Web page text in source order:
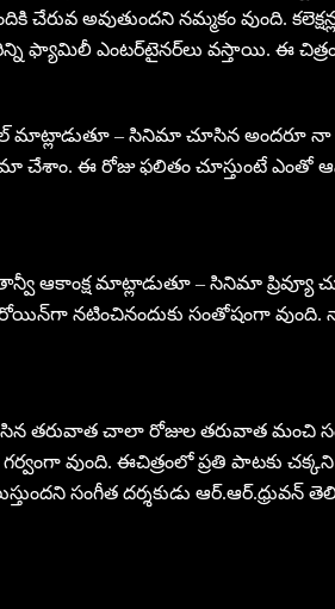
చేరువ అవుతుందని నమ్మకం వుంది.
ఫ్యామిలీ ఎంటర్‌టైనర్‌లు వస్తాయి. ఈ
మాట్లాడుతూ – సినిమా చూసిన అందరూ నా
చేశాం. ఈ రోజు ఫలితం చూస్తుంటే ఎంతో
ఆకాంక్ష మాట్లాడుతూ – సినిమా ప్రివ్యూ
నటించినందుకు సంతోషంగా వుంది.
తరువాత చాలా రోజుల తరువాత మంచి
వుంది. ఈచిత్రంలో ప్రతి పాటకు
సంగీత దర్శకుడు ఆర్‌.ఆర్‌.ధ్రువన్‌